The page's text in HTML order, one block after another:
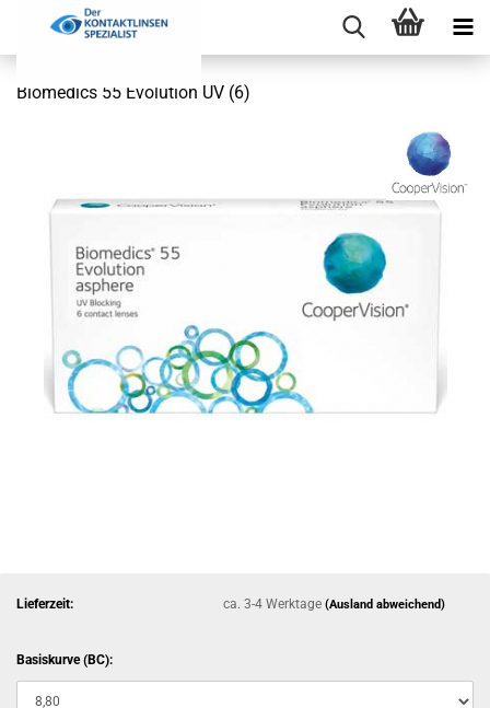
Biomedics 55 Evolution UV (6)
Lieferzeit: ca. 3-4 Werktage(Ausland abweichend)
Basiskurve (BC):